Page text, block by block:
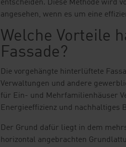
entscheiden. Diese Methode wird
angesehen, wenn es um eine
Welche Vorteile
Fassade?
Die vorgehängte hinterlüftete
Verwaltungen und andere
für Ein- und Mehrfamilienhäuser
Energieeffizienz und nachhaltiges
Der Grund dafür liegt in dem
horizontal angebrachten